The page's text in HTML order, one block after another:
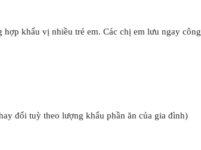
khẩu vị nhiều trẻ em. Các chị em lưu ngay công
đổi tuỳ theo lượng khẩu phần ăn của gia đình)